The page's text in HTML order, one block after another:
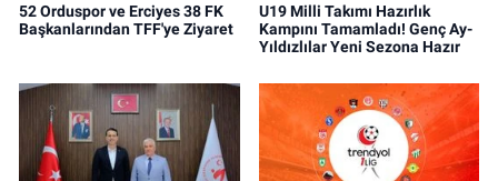
52 Orduspor ve Erciyes 38 FK
Başkanlarından TFF'ye Ziyaret
U19 Milli Takımı Hazırlık
Kampını Tamamladı! Genç Ay-
Yıldızlılar Yeni Sezona Hazır